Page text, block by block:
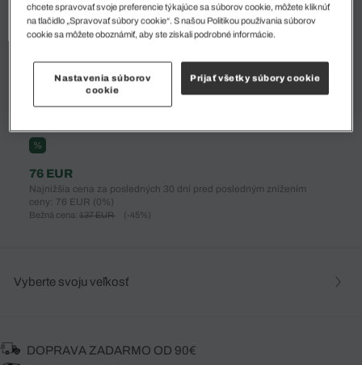
%
76 EUR
Najnižšia cena za posledných 30 dní pred posledným znížením
ceny: 76 EUR (0%)
Bežná cena: 137 EUR (-45%)
Vyberte svoju veľkosť
DOPRAVA ZADARMO OD 90€
chcete spravovať svoje preferencie týkajúce sa súborov cookie, môžete kliknúť
na tlačidlo „Spravovať súbory cookie“. S našou Politikou používania súborov
cookie sa môžete oboznámiť, aby ste získali podrobné informácie.
Nastavenia súborov
cookie
Prijať všetky súbory cookie